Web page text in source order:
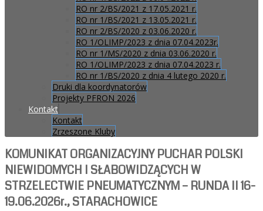
RO nr 2/BS/2021 z 17.05.2021 r.
RO nr 1/BS/2021 z 13.05.2021 r.
RO nr 2/BS/2020 z 03.06.2020 r.
RO 1/OLIMP/2023 z dnia 07.04.2023r.
RO nr 1/MS/2020 z dnia 03.06.2020 r.
RO 1/OLIMP/2023 z dnia 07.04.2023 r.
RO nr 1/BS/2020 z dnia 4 lutego 2020 r.
Druki dla koordynatorów
Projekty PFRON 2026
Kontakt
Kontakt
Zrzeszone Kluby
KOMUNIKAT ORGANIZACYJNY PUCHAR POLSKI
NIEWIDOMYCH I SŁABOWIDZĄCYCH W
STRZELECTWIE PNEUMATYCZNYM – RUNDA II 16-
19.06.2026r., STARACHOWICE